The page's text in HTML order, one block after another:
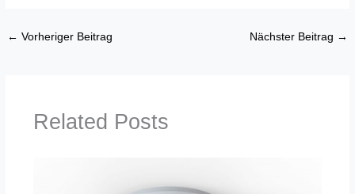
← Vorheriger Beitrag Nächster Beitrag →
Related Posts